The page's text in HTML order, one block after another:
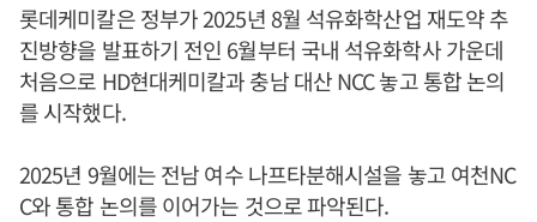
롯데케미칼은 정부가 2025년 8월 석유화학산업 재도약 추
진방향을 발표하기 전인 6월부터 국내 석유화학사 가운데
처음으로 HD현대케미칼과 충남 대산 NCC 놓고 통합 논의
를 시작했다.
2025년 9월에는 전남 여수 나프타분해시설을 놓고 여천NC
C와 통합 논의를 이어가는 것으로 파악된다.